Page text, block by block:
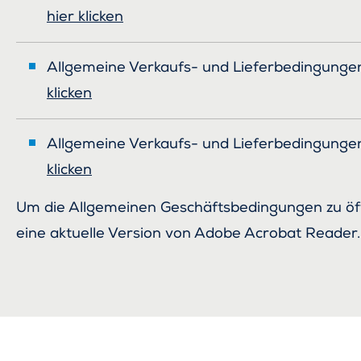
hier klicken
Allgemeine Verkaufs- und
klicken
Allgemeine Verkaufs- und
klicken
Um die Allgemeinen Geschäftsbedingungen zu
eine aktuelle Version von Adobe Acrobat Reader.